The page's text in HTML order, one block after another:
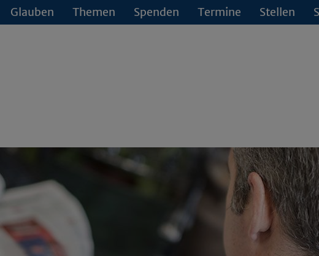
Glauben Themen Spenden Termine Stellen